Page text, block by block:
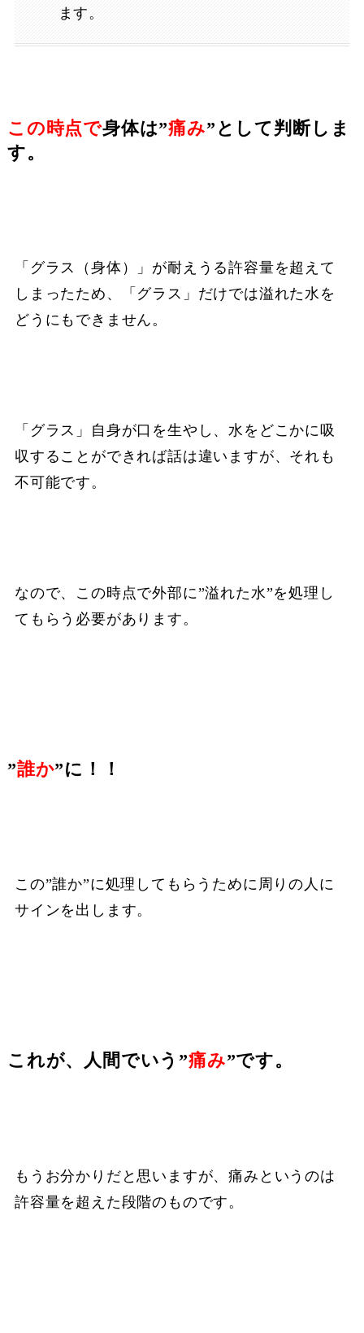
ます。
この時点で身体は”痛み”として判断しま
す。
「グラス（身体）」が耐えうる許容量を超えて
しまったため、「グラス」だけでは溢れた水を
どうにもできません。
「グラス」自身が口を生やし、水をどこかに吸
収することができれば話は違いますが、それも
不可能です。
なので、この時点で外部に”溢れた水”を処理し
てもらう必要があります。
”誰か”に！！
この”誰か”に処理してもらうために周りの人に
サインを出します。
これが、人間でいう”痛み”です。
もうお分かりだと思いますが、痛みというのは
許容量を超えた段階のものです。